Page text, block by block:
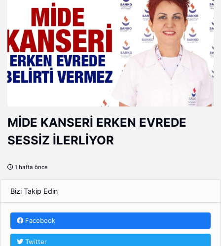
MİDE KANSERİ ERKEN EVREDE
SESSİZ İLERLİYOR
1 hafta önce
Bizi Takip Edin
Facebook
Twitter